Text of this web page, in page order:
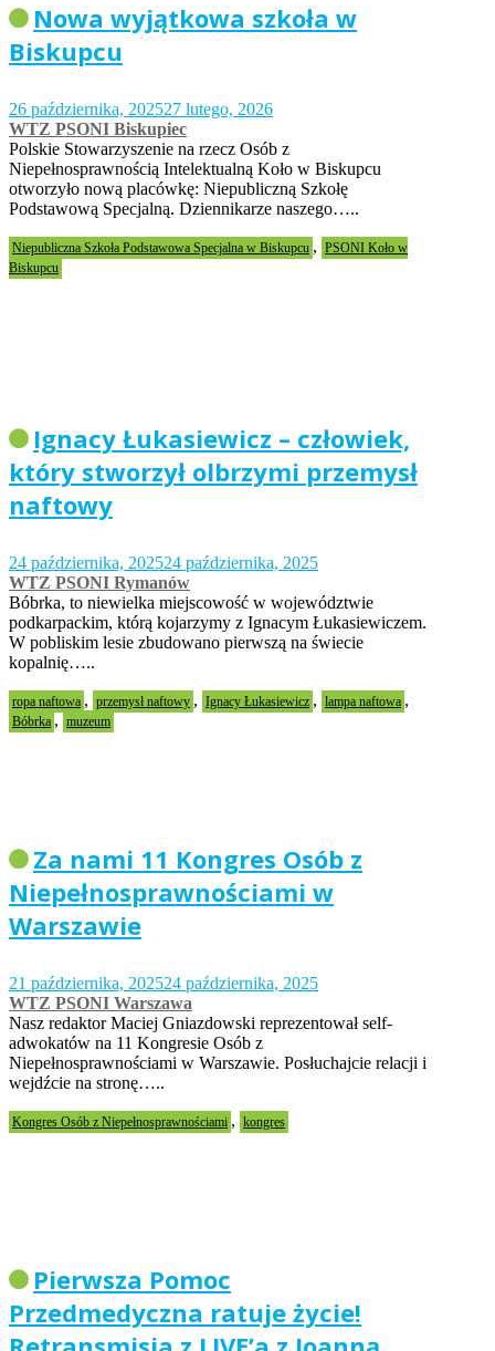
Nowa wyjątkowa szkoła w
Biskupcu
26 października, 202527 lutego, 2026
WTZ PSONI Biskupiec
Polskie Stowarzyszenie na rzecz Osób z
Niepełnosprawnością Intelektualną Koło w Biskupcu
otworzyło nową placówkę: Niepubliczną Szkołę
Podstawową Specjalną. Dziennikarze naszego…..
Niepubliczna Szkoła Podstawowa Specjalna w Biskupcu , PSONI Koło w
Biskupcu
Ignacy Łukasiewicz – człowiek,
który stworzył olbrzymi przemysł
naftowy
24 października, 202524 października, 2025
WTZ PSONI Rymanów
Bóbrka, to niewielka miejscowość w województwie
podkarpackim, którą kojarzymy z Ignacym Łukasiewiczem.
W pobliskim lesie zbudowano pierwszą na świecie
kopalnię…..
ropa naftowa , przemysł naftowy , Ignacy Łukasiewicz , lampa naftowa ,
Bóbrka , muzeum
Za nami 11 Kongres Osób z
Niepełnosprawnościami w
Warszawie
21 października, 202524 października, 2025
WTZ PSONI Warszawa
Nasz redaktor Maciej Gniazdowski reprezentował self-
adwokatów na 11 Kongresie Osób z
Niepełnosprawnościami w Warszawie. Posłuchajcie relacji i
wejdźcie na stronę…..
Kongres Osób z Niepełnosprawnościami , kongres
Pierwsza Pomoc
Przedmedyczna ratuje życie!